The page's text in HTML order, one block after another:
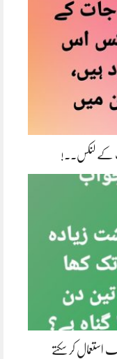
کے لنکس..!
استعمال کر سکتے